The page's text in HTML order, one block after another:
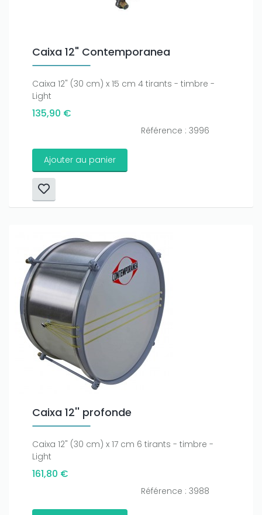
Caixa 12" Contemporanea
Caixa 12" (30 cm) x 15 cm 4 tirants - timbre -
Light
135,90 €
Référence : 3996
Ajouter au panier
Caixa 12'' profonde
Caixa 12" (30 cm) x 17 cm 6 tirants - timbre -
Light
161,80 €
Référence : 3988